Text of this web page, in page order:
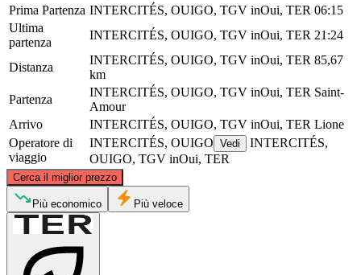
Prima Partenza INTERCITÉS, OUIGO, TGV inOui, TER 06:15
Ultima
partenza
INTERCITÉS, OUIGO, TGV inOui, TER 21:24
Distanza
INTERCITÉS, OUIGO, TGV inOui, TER 85,67
km
Partenza
INTERCITÉS, OUIGO, TGV inOui, TER Saint-
Amour
Arrivo
INTERCITÉS, OUIGO, TGV inOui, TER Lione
Operatore di
viaggio
INTERCITÉS, OUIGO Vedi
INTERCITÉS,
OUIGO, TGV inOui, TER
Cerca il miglior prezzo
©CARTO, ©
Più economico Più veloce